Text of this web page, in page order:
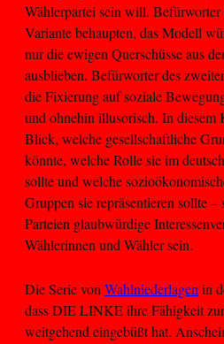
Wählerpartei sein will. Befürworter
Variante behaupten, das Modell
nur die ewigen Querschüsse aus
ausblieben. Befürworter des
die Fixierung auf soziale
und ohnehin illusorisch. In diesem
Blick, welche gesellschaftliche
könnte, welche Rolle sie im
sollte und welche
Gruppen sie repräsentieren sollte –
Parteien glaubwürdige
Wählerinnen und Wähler sein.
Die Serie von Wahlniederlagen in
dass DIE LINKE ihre Fähigkeit
weitgehend eingebüßt hat.